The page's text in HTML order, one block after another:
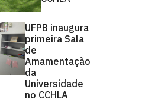
UFPB inaugura
primeira Sala
de
Amamentação
da
Universidade
no CCHLA